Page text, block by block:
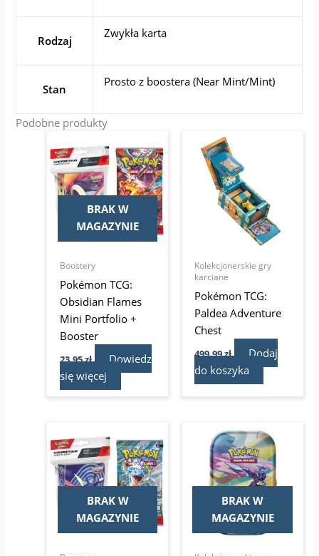
Rodzaj
Zwykła karta
Stan
Prosto z boostera (Near Mint/Mint)
Podobne produkty
BRAK W
MAGAZYNIE
Boostery
Pokémon TCG:
Obsidian Flames
Mini Portfolio +
Booster
23,95zł
Dowiedz
się więcej
Kolekcjonerskie gry
karciane
Pokémon TCG:
Paldea Adventure
Chest
499,99zł
Dodaj
do koszyka
BRAK W
MAGAZYNIE
BRAK W
MAGAZYNIE